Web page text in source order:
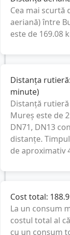
Cea mai scurtă
aeriană) între
este de 169.08
Distanța rutieră:
minute)
Distanță
Mureș este de
DN71, DN13
distanțe.
de aproximativ
Cost total: 188.9
La un consum
costul total al
cu un consum